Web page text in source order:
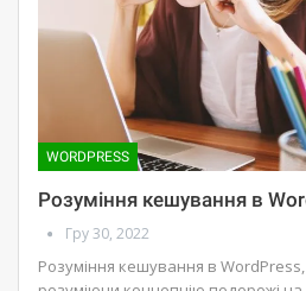
WORDPRESS
Розуміння кешування в
Гру 30, 2022
Розуміння кешування в